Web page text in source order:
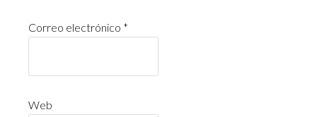
Correo electrónico *
Web